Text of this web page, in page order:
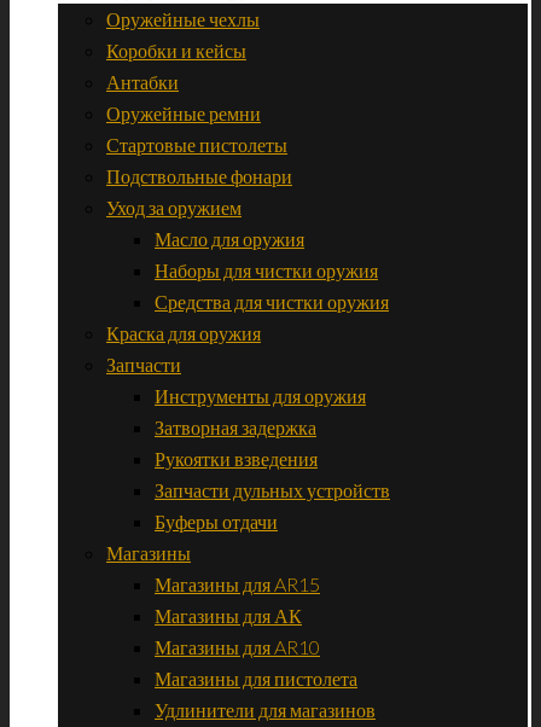
Оружейные чехлы
Коробки и кейсы
Антабки
Оружейные ремни
Стартовые пистолеты
Подствольные фонари
Уход за оружием
Масло для оружия
Наборы для чистки оружия
Средства для чистки оружия
Краска для оружия
Запчасти
Инструменты для оружия
Затворная задержка
Рукоятки взведения
Запчасти дульных устройств
Буферы отдачи
Магазины
Магазины для AR15
Магазины для АК
Магазины для AR10
Магазины для пистолета
Удлинители для магазинов